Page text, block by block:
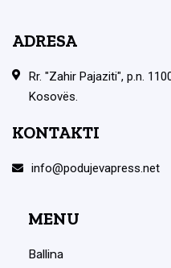
ADRESA
Rr. "Zahir Pajaziti", p.n.
Kosovës.
KONTAKTI
info@podujevapress.net
MENU
Ballina